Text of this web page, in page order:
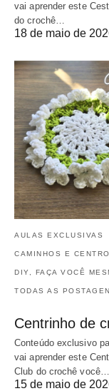
vai aprender este
do crochê…
18 de maio de
AULAS EXCLUSIVAS
CAMINHOS E
DIY, FAÇA VOCÊ
TODAS AS
Centrinho de
Conteúdo exclusivo
vai aprender este
Club do crochê você…
15 de maio de